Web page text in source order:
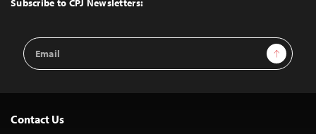
Subscribe to CPJ Newsletters:
Email
Address
Sign Up
Contact Us